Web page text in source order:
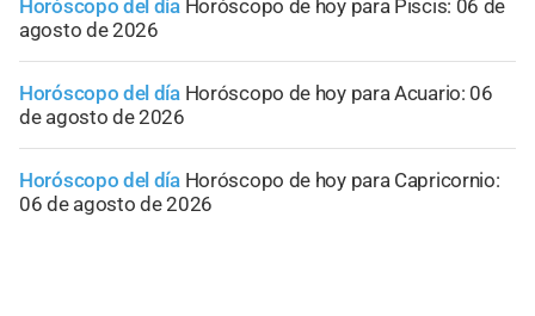
Horóscopo del día Horóscopo de hoy para Piscis: 06 de
agosto de 2026
Horóscopo del día Horóscopo de hoy para Acuario: 06
de agosto de 2026
Horóscopo del día Horóscopo de hoy para Capricornio:
06 de agosto de 2026